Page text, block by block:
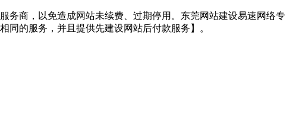
务商，以免造成网站未续费、过期停用。东莞网站建设易速网络专
的服务，并且提供先建设网站后付款服务】。